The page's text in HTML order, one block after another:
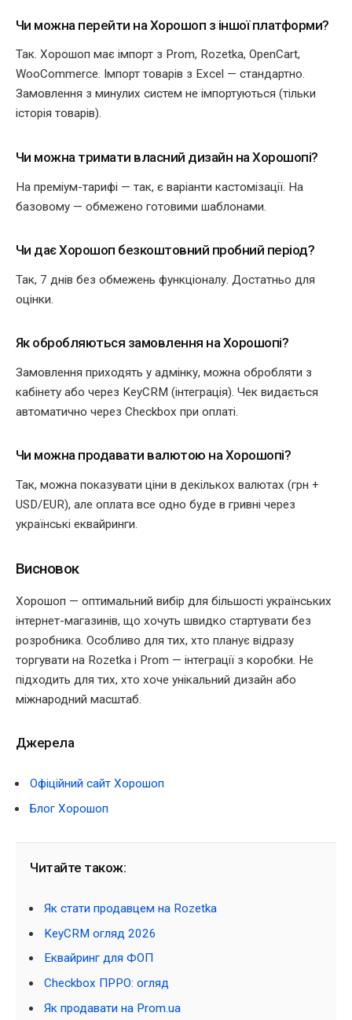
Чи можна перейти на Хорошоп з іншої платформи?
Так. Хорошоп має імпорт з Prom, Rozetka, OpenCart,
WooCommerce. Імпорт товарів з Excel — стандартно.
Замовлення з минулих систем не імпортуються (тільки
історія товарів).
Чи можна тримати власний дизайн на Хорошопі?
На преміум-тарифі — так, є варіанти кастомізації. На
базовому — обмежено готовими шаблонами.
Чи дає Хорошоп безкоштовний пробний період?
Так, 7 днів без обмежень функціоналу. Достатньо для
оцінки.
Як обробляються замовлення на Хорошопі?
Замовлення приходять у адмінку, можна обробляти з
кабінету або через KeyCRM (інтеграція). Чек видається
автоматично через Checkbox при оплаті.
Чи можна продавати валютою на Хорошопі?
Так, можна показувати ціни в декількох валютах (грн +
USD/EUR), але оплата все одно буде в гривні через
українські еквайринги.
Висновок
Хорошоп — оптимальний вибір для більшості українських
інтернет-магазинів, що хочуть швидко стартувати без
розробника. Особливо для тих, хто планує відразу
торгувати на Rozetka і Prom — інтеграції з коробки. Не
підходить для тих, хто хоче унікальний дизайн або
міжнародний масштаб.
Джерела
Офіційний сайт Хорошоп
Блог Хорошоп
Читайте також:
Як стати продавцем на Rozetka
KeyCRM огляд 2026
Еквайринг для ФОП
Checkbox ПРРО: огляд
Як продавати на Prom.ua